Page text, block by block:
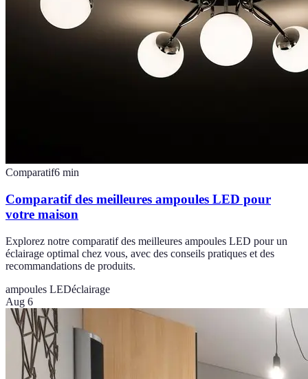
Comparatif6 min
Comparatif des meilleures ampoules LED pour
votre maison
Explorez notre comparatif des meilleures ampoules LED pour un
éclairage optimal chez vous, avec des conseils pratiques et des
recommandations de produits.
ampoules LEDéclairage
Aug 6